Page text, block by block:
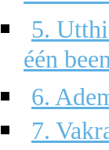
5.
één
6.
7.